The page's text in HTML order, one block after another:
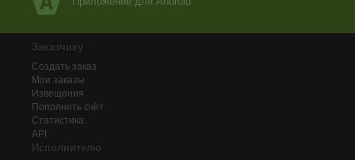
Заказчику
Создать заказ
Мои заказы
Извещения
Пополнить счёт
Статистика
API
Исполнителю